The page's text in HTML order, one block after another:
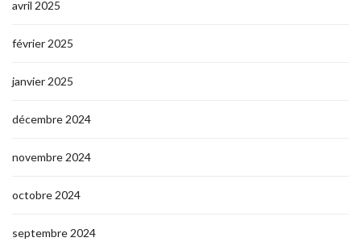
avril 2025
février 2025
janvier 2025
décembre 2024
novembre 2024
octobre 2024
septembre 2024